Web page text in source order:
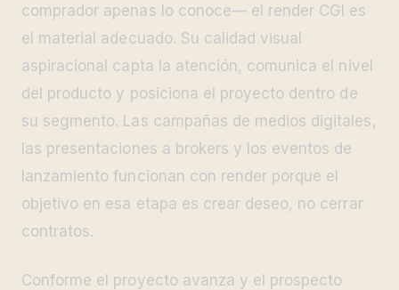
comprador apenas lo conoce— el render CGI es
el material adecuado. Su calidad visual
aspiracional capta la atención, comunica el nivel
del producto y posiciona el proyecto dentro de
su segmento. Las campañas de medios digitales,
las presentaciones a brokers y los eventos de
lanzamiento funcionan con render porque el
objetivo en esa etapa es crear deseo, no cerrar
contratos.
Conforme el proyecto avanza y el prospecto